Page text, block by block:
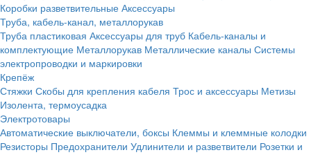
Коробки разветвительные Аксессуары
Труба, кабель-канал, металлорукав
Труба пластиковая Аксессуары для труб Кабель-каналы и
комплектующие Металлорукав Металлические каналы Системы
электропроводки и маркировки
Крепёж
Стяжки Скобы для крепления кабеля Трос и аксессуары Метизы
Изолента, термоусадка
Электротовары
Автоматические выключатели, боксы Клеммы и клеммные колодки
Резисторы Предохранители Удлинители и разветвители Розетки и